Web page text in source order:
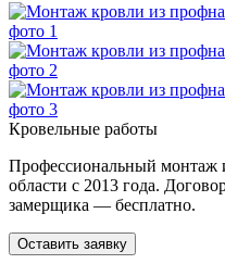
Кровельные работы
Профессиональный монтаж
области с 2013 года.
замерщика — бесплатно.
Оставить заявку